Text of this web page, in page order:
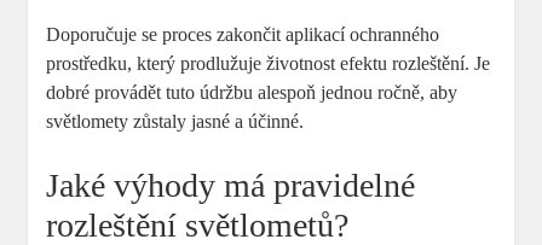
Doporučuje se proces zakončit aplikací ochranného
prostředku, který prodlužuje‌ životnost efektu rozleštění. Je
dobré provádět tuto‍ údržbu alespoň jednou ročně, aby
světlomety zůstaly jasné a účinné.
Jaké výhody má pravidelné
rozleštění světlometů?